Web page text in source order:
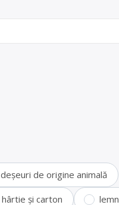
deșeuri de origine animală
hârtie și carton lemn